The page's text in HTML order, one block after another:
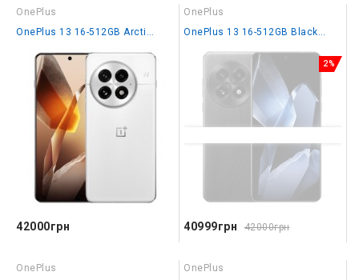
OnePlus
OnePlus 13 16-512GB Arctic Dawn IN
42000грн
OnePlus
OnePlus 13 16-512GB Black Eclipse EU
2%
40999грн 42000грн
OnePlus
OnePlus